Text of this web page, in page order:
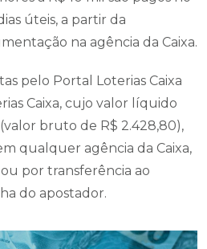
úteis, a partir da
na agência da Caixa.
pelo Portal Loterias Caixa
Caixa, cujo valor líquido
(valor bruto de R$ 2.428,80),
qualquer agência da Caixa,
por transferência ao
do apostador.